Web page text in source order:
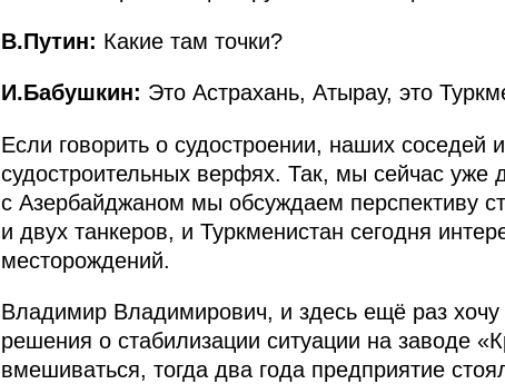
В.Путин: Какие там точки?
И.Бабушкин: Это Астрахань, Атырау, это
Если говорить о судостроении, наших соседей
судостроительных верфях. Так, мы сейчас уже
с Азербайджаном мы обсуждаем перспективу
и двух танкеров, и Туркменистан сегодня
месторождений.
Владимир Владимирович, и здесь ещё раз хочу
решения о стабилизации ситуации на заводе
вмешиваться, тогда два года предприятие